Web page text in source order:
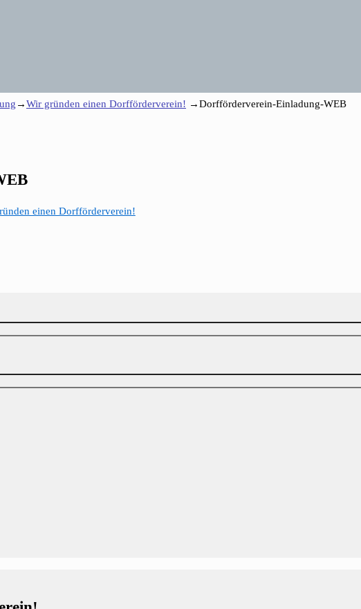
→Wir gründen einen Dorfförderverein! →Dorfförderverein-Einladung-WEB
einen Dorfförderverein!